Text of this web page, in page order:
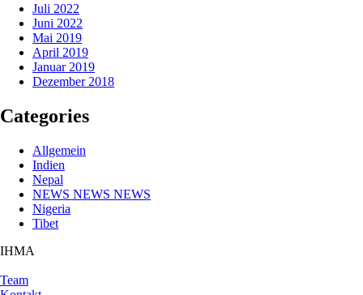
Juli 2022
Juni 2022
Mai 2019
April 2019
Januar 2019
Dezember 2018
Categories
Allgemein
Indien
Nepal
NEWS NEWS NEWS
Nigeria
Tibet
IHMA
Team